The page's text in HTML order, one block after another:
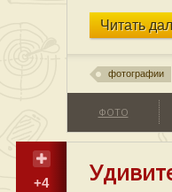
Читать
фотографии
ФОТО
+4